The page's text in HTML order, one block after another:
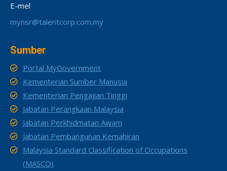
E-mel
mynsr@talentcorp.com.my
Sumber
Portal MyGovernment
Kementerian Sumber Manusia
Kementerian Pengajian Tinggi
Jabatan Perangkaan Malaysia
Jabatan Perkhidmatan Awam
Jabatan Pembangunan Kemahiran
Malaysia Standard Classification of Occupations
(MASCO)